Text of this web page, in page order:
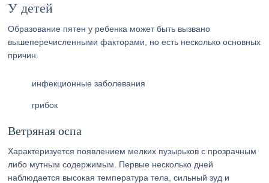
У детей
Образование пятен у ребенка может быть вызвано
вышеперечисленными факторами, но есть несколько основных
причин.
инфекционные заболевания
грибок
Ветряная оспа
Характеризуется появлением мелких пузырьков с прозрачным
либо мутным содержимым. Первые несколько дней
наблюдается высокая температура тела, сильный зуд и